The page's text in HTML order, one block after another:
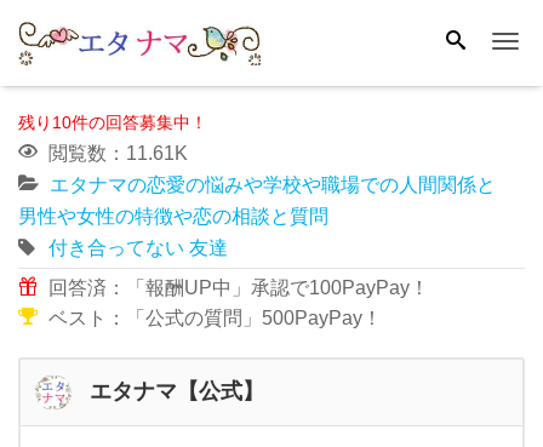
残り10件の回答募集中！
閲覧数：11.61K
エタナマの恋愛の悩みや学校や職場での人間関係と
男性や女性の特徴や恋の相談と質問
付き合ってない 友達
回答済：「報酬UP中」承認で100PayPay！
ベスト：「公式の質問」500PayPay！
エタナマ【公式】